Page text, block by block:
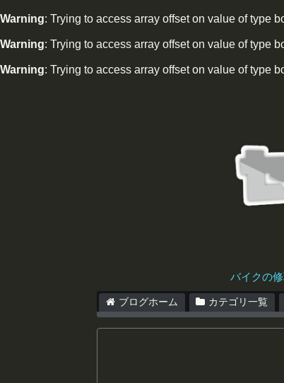
Warning: Trying to access array offset on value of type
Warning: Trying to access array offset on value of type
Warning: Trying to access array offset on value of type
バイクの
ブログホーム カテゴリ一覧